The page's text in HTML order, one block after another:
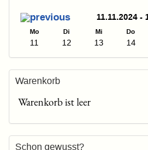
11.11.2024 -
Mo Di Mi Do
11 12 13 14
Warenkorb
Warenkorb ist leer
Schon gewusst?